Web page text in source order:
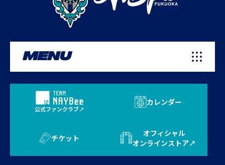
MENU
公式ファンクラブ
カレンダー
チケット
オフィシャル
オンラインストア